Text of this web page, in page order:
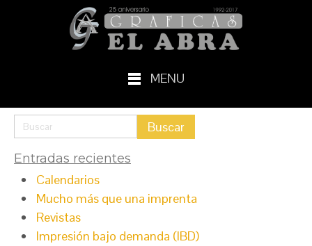
MENU
Entradas recientes
Calendarios
Mucho más que una imprenta
Revistas
Impresión bajo demanda (IBD)